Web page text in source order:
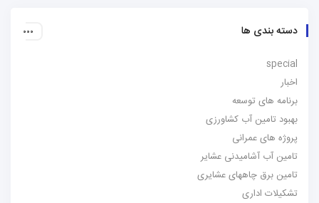
دسته بندی ها
special
اخبار
برنامه های توسعه
بهبود تامین آب کشاورزی
پروژه های عمرانی
تامین آب آشامیدنی عشایر
تامین برق چاههای عشایری
تشکیلات اداری